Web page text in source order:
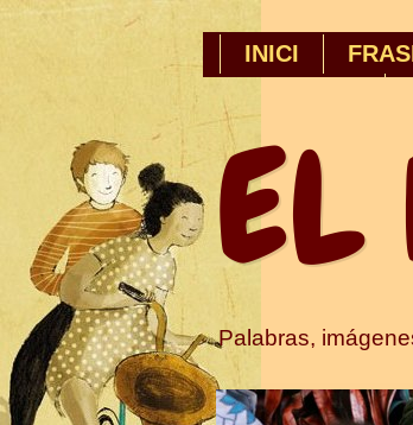
INICI
EL
Palabras,